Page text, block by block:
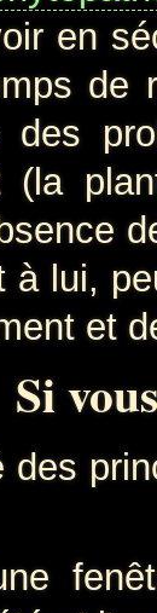
en
de
des
(la
à lui,
et
Si